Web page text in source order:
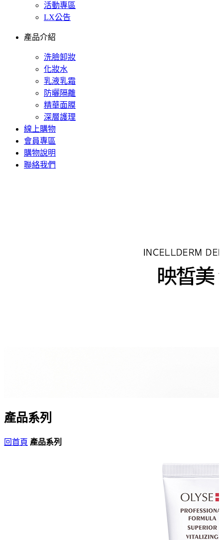
活動專區
LX公告
產品介紹
洗臉卸妝
化妝水
乳液乳霜
防曬隔離
精華面膜
深層護理
線上購物
會員專區
購物說明
聯絡我們
產品系列
回首頁 產品系列